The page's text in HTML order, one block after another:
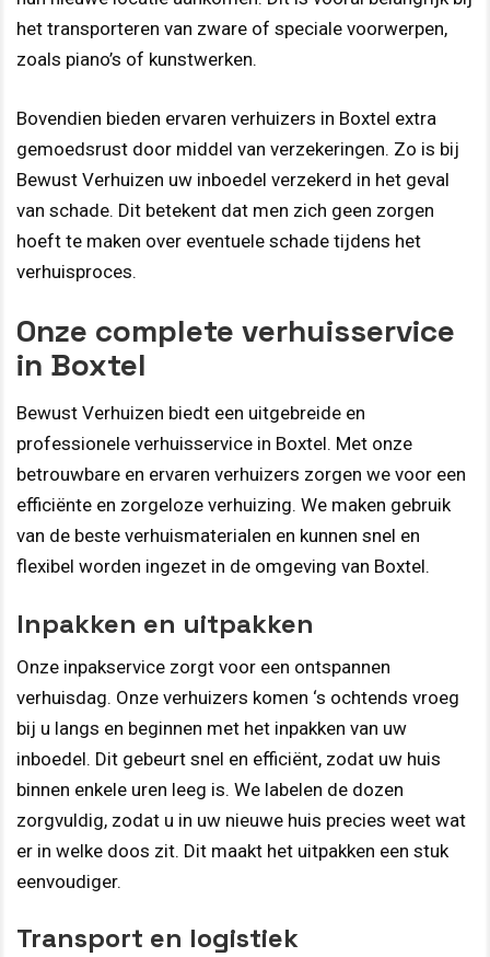
het transporteren van zware of speciale voorwerpen,
zoals piano’s of kunstwerken.
Bovendien bieden ervaren verhuizers in Boxtel extra
gemoedsrust door middel van verzekeringen. Zo is bij
Bewust Verhuizen uw inboedel verzekerd in het geval
van schade. Dit betekent dat men zich geen zorgen
hoeft te maken over eventuele schade tijdens het
verhuisproces.
Onze complete verhuisservice
in Boxtel
Bewust Verhuizen biedt een uitgebreide en
professionele verhuisservice in Boxtel. Met onze
betrouwbare en ervaren verhuizers zorgen we voor een
efficiënte en zorgeloze verhuizing. We maken gebruik
van de beste verhuismaterialen en kunnen snel en
flexibel worden ingezet in de omgeving van Boxtel.
Inpakken en uitpakken
Onze inpakservice zorgt voor een ontspannen
verhuisdag. Onze verhuizers komen ‘s ochtends vroeg
bij u langs en beginnen met het inpakken van uw
inboedel. Dit gebeurt snel en efficiënt, zodat uw huis
binnen enkele uren leeg is. We labelen de dozen
zorgvuldig, zodat u in uw nieuwe huis precies weet wat
er in welke doos zit. Dit maakt het uitpakken een stuk
eenvoudiger.
Transport en logistiek